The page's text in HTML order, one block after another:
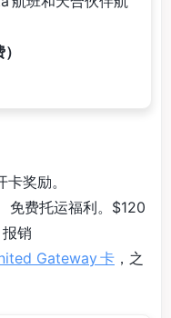
奖励。
免费托运福利。$120
销
Gateway 卡 ，之